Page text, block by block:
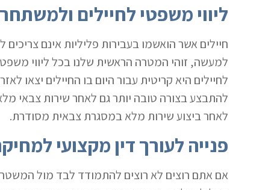
ליווי משפטי לחיילים
חיילים אשר הואשמו בעבירות פליליות אינם
למעשה, זוהי המטרה הראשית שלנו בכל ליווי
לחיילים היא קריטית עבור היום בו החיילים יצאו
להתבצע בצורה טובה יותר גם לאחר שירות צבאי
לאחר ביצוע שירות מלא במסגרת צבאית מסודרת.
פנייה לעורך דין מקצועי
אם אתם רוצים לא רוצים להתמודד לבד מול